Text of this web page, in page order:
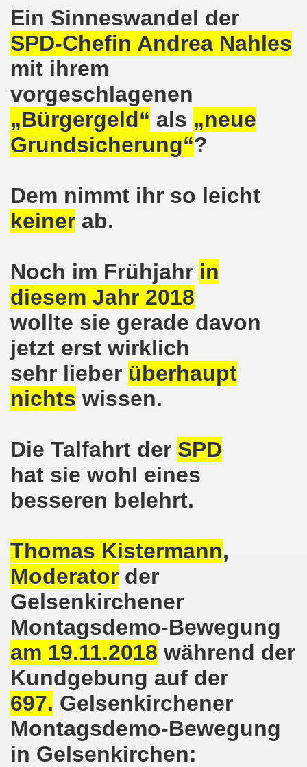
Ein Sinneswandel der
SPD-Chefin Andrea Nahles
mit ihrem
vorgeschlagenen
„Bürgergeld“ als „neue
Grundsicherung“?
Dem nimmt ihr so leicht
keiner ab.
Noch im Frühjahr in
diesem Jahr 2018
wollte sie gerade davon
jetzt erst wirklich
sehr lieber überhaupt
nichts wissen.
Die Talfahrt der SPD
hat sie wohl eines
besseren belehrt.
Thomas Kistermann,
Moderator der
Gelsenkirchener
Montagsdemo-Bewegung
am 19.11.2018 während der
Kundgebung auf der
697. Gelsenkirchener
Montagsdemo-Bewegung
in Gelsenkirchen:
16 Jahre Gelsenkirchener Montagsdemo-
Bewegung - Jubiläum am 10.08.2020
im Kampf um Arbeitsplätze und auch im Kampf
Bewegung reiht sich ein am 08.06.2020 in weltweite
und die einzigartige Show-Einlage von dir aus dem
am 25.05.2020: Jetzt erst RECHT die
am 25.05.2020 - Corona-Gerecht und
Krisenlasten auf Arbeiter, auf Erwerbslose, auf
wieder am 11.05.2020 auf der Straße -
bleibt aktiv auch in Corona-Zeiten!
als Tag des Widerstands am 09.03.2020:
am 19.03.2020 zur Corona-Pandemie
Kampf (offener Brief von Frank Oettler aus Halle an
Bewegung demonstriert und protestiert am
wird zum Tag X aufrufen
Montagsdemo-Bewegung in Gelsenkirchen ins Jahr
Bewegung am 14.10.2019 mit klarer Haltung gegen
protestiert und demonstriert am 14.10.2019:
auf der 16. bundesweiten Herbstdemo-
Herbstdemonstration am 03. Oktober 2019 in
am 03. Oktober 2019 in Erfurt
Bewegung am 09.09.2019 erklärt Dietrich Keil aus